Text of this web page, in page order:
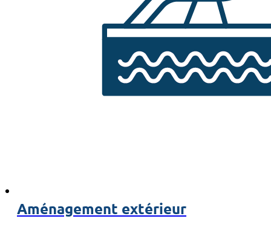
Aménagement extérieur